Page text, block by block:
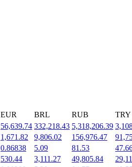
EUR BRL RUB
TRY
56,639.74 332,218.43 5,318,206.39
1,671.82 9,806.02 156,976.47
0.86838 5.09 81.53
530.44 3,111.27 49,805.84